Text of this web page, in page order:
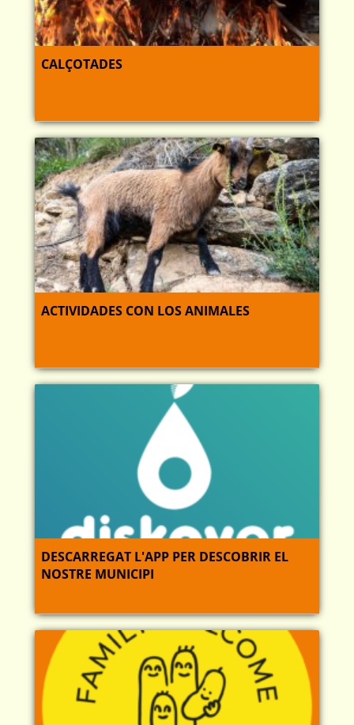
CALÇOTADES
ACTIVIDADES CON LOS ANIMALES
DESCARREGAT L'APP PER DESCOBRIR EL
NOSTRE MUNICIPI